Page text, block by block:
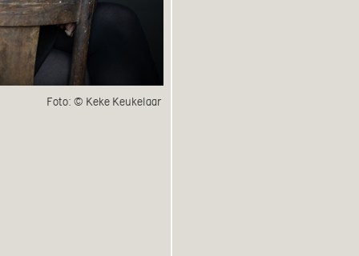
Foto: © Keke Keukelaar